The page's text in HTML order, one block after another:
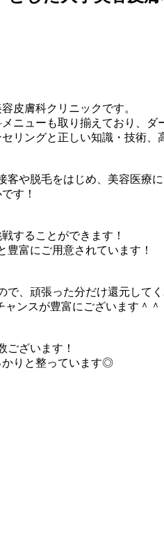
皮膚科クリニックです。
ニューも取り揃えており、ダ
リングと正しい知識・技術
や脱毛をはじめ、美容医療
す！
することができます！
富にご用意されています！
、頑張った分だけ還元して
ンスが豊富にございます＾＾
ございます！
かりと整っています◎